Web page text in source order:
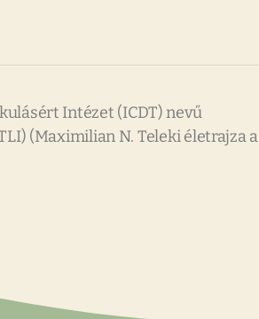
Intézet (ICDT) nevű
(Maximilian N. Teleki életrajza a